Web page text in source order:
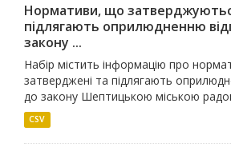
Нормативи, що
підлягають оприлюдненню
закону ...
Набір містить інформацію про
затверджені та підлягають
до закону Шептицькою міською
CSV